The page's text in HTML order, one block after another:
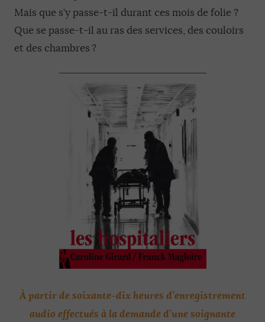
Mais que s’y passe-t-il durant ces mois de folie ?
Que se passe-t-il au ras des services, des couloirs
et des chambres ?
À partir de soixante-dix heures d’enregistrement
audio effectués à la demande d’une soignante